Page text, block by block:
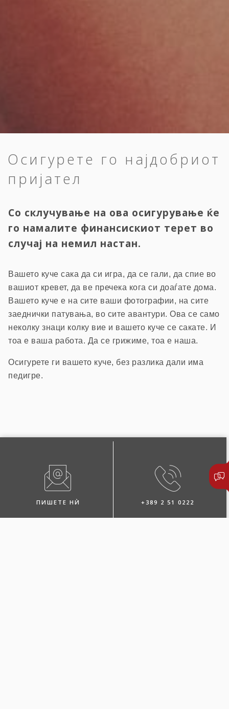
Осигурете го најдобриот
пријател
Со склучување на ова осигурување ќе
го намалите финансискиот терет во
случај на немил настан.
Вашето куче сака да си игра, да се гали, да спие во
вашиот кревет, да ве пречека кога си доаѓате дома.
Вашето куче е на сите ваши фотографии, на сите
заеднички патувања, во сите авантури. Ова се само
неколку знаци колку вие и вашето куче се сакате. И
тоа е ваша работа. Да се грижиме, тоа е наша.
Осигурете ги вашето куче, без разлика дали има
педигре.
ПИШЕТЕ НЍ +389 2 51 0222